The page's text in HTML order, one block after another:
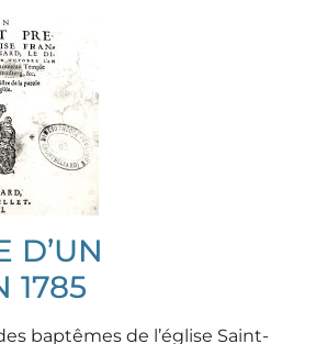
D’UN
1785​
baptêmes de l’église Saint-